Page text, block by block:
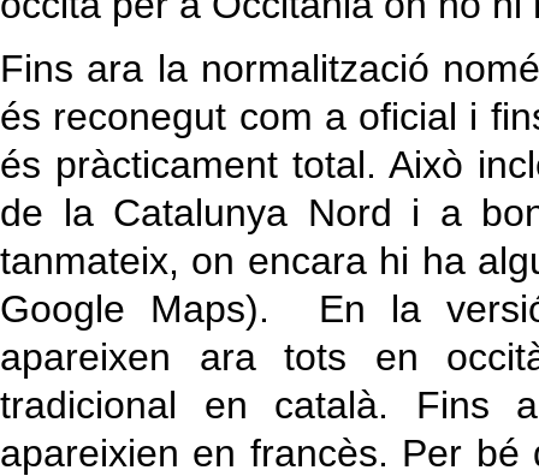
Fins ara la normalització
és reconegut com a oficial i
és pràcticament total. Això
de la Catalunya Nord i a
tanmateix, on encara hi ha
Google Maps). En la
apareixen ara tots en
tradicional en català. Fins
apareixien en francès. Per